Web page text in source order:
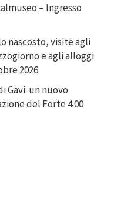
– Ingresso
nascosto, visite agli
e agli alloggi
2026
Gavi: un nuovo
del Forte 4.00